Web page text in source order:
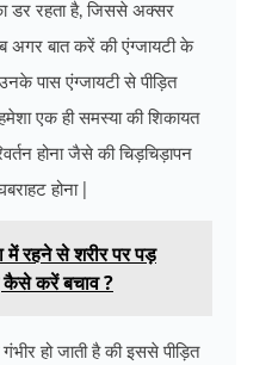
डर रहता है, जिससे अक्सर
अगर बात करें की एंग्जायटी के
पास एंग्जायटी से पीड़ित
एक ही समस्या की शिकायत
होना जैसे की चिड़चिड़ापन
होना |
में रहने से शरीर पर पड़
कैसे करें बचाव ?
हो जाती है की इससे पीड़ित